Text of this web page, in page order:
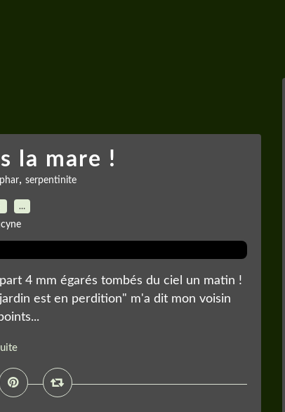
la mare !
, serpentinite
…
4 mm égarés tombés du ciel un matin !
est en perdition" m'a dit mon voisin